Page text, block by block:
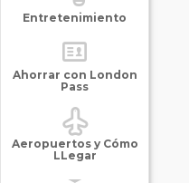
Entretenimiento
Ahorrar con London
Pass
Aeropuertos y Cómo
LLegar